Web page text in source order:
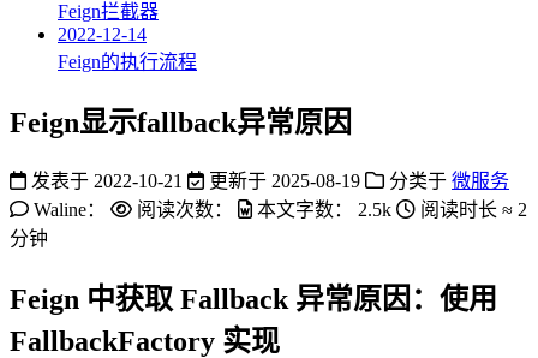
Feign拦截器
2022-12-14
Feign的执行流程
Feign显示fallback异常原因
发表于 2022-10-21 更新于 2025-08-19 分类于 微服务
Waline：
阅读次数： 本文字数： 2.5k 阅读时长 ≈ 2
分钟
Feign 中获取 Fallback 异常原因：使用
FallbackFactory 实现